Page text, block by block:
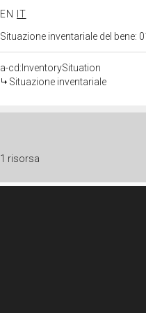
EN
IT
Situazione inventariale del bene:
a-cd:InventorySituation
Situazione inventariale
1 risorsa